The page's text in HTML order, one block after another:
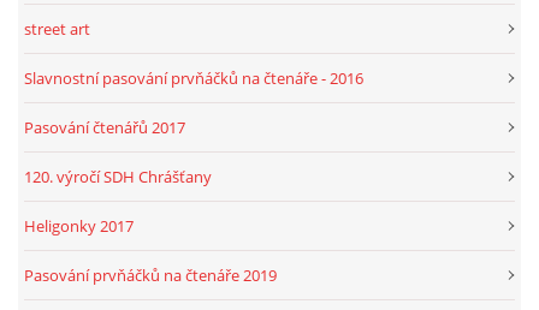
street art
Slavnostní pasování prvňáčků na čtenáře - 2016
Pasování čtenářů 2017
120. výročí SDH Chrášťany
Heligonky 2017
Pasování prvňáčků na čtenáře 2019